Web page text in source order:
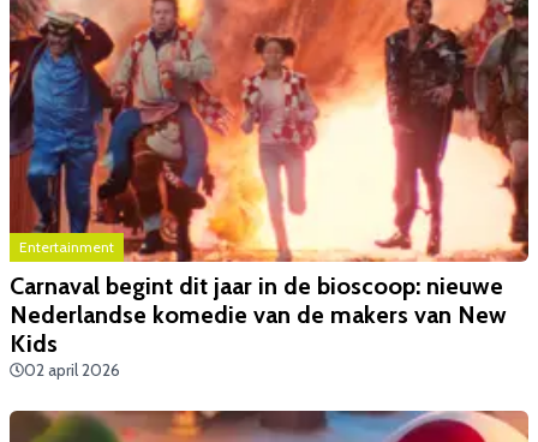
Entertainment
Carnaval begint dit jaar in de bioscoop: nieuwe
Nederlandse komedie van de makers van New
Kids
02 april 2026